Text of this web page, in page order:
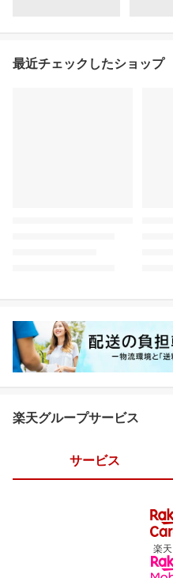
最近チェックしたショップ
楽天グループサービス
サービス
楽